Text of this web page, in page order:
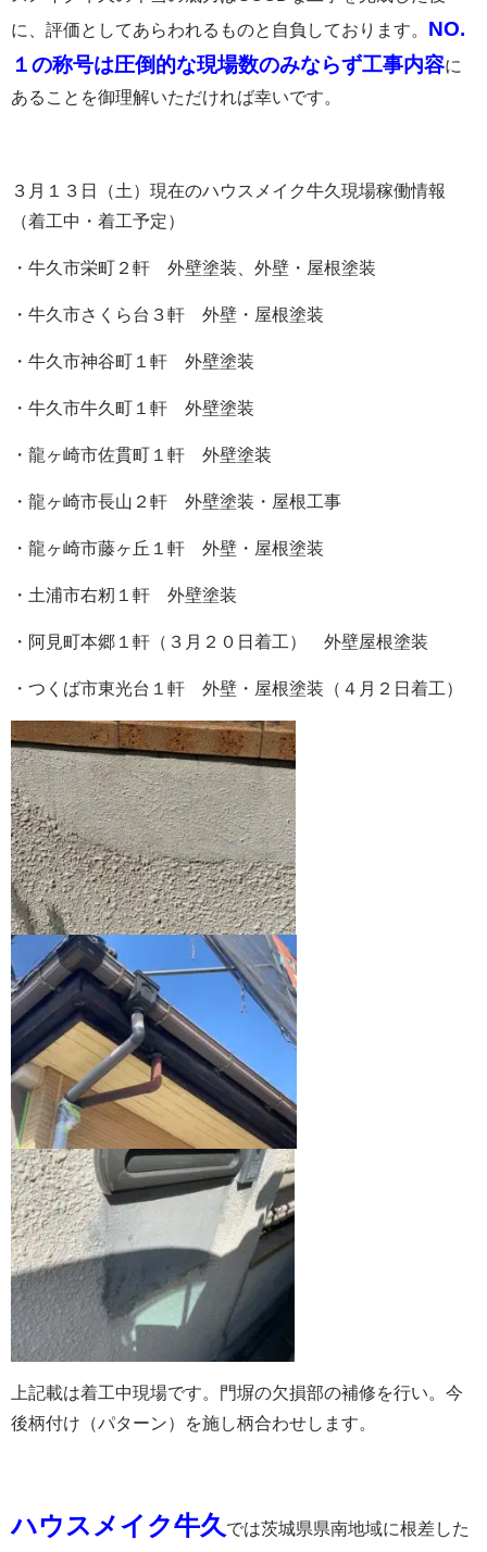
に、評価としてあらわれるものと自負しております。 NO.
１の称号は圧倒的な現場数のみならず工事内容に
あることを御理解いただければ幸いです。
３月１３日（土）現在のハウスメイク牛久現場稼働情報
（着工中・着工予定）
・牛久市栄町２軒 外壁塗装、外壁・屋根塗装
・牛久市さくら台３軒 外壁・屋根塗装
・牛久市神谷町１軒 外壁塗装
・牛久市牛久町１軒 外壁塗装
・龍ヶ崎市佐貫町１軒 外壁塗装
・龍ヶ崎市長山２軒 外壁塗装・屋根工事
・龍ヶ崎市藤ヶ丘１軒 外壁・屋根塗装
・土浦市右籾１軒 外壁塗装
・阿見町本郷１軒（３月２０日着工） 外壁屋根塗装
・つくば市東光台１軒 外壁・屋根塗装（４月２日着工）
上記載は着工中現場です。門塀の欠損部の補修を行い。今
後柄付け（パターン）を施し柄合わせします。
ハウスメイク牛久 では茨城県県南地域に根差した